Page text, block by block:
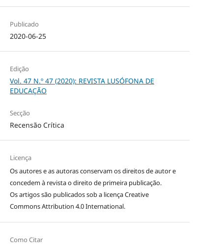
Publicado
2020-06-25
Edição
Vol. 47 N.º 47 (2020): REVISTA LUSÓFONA DE
EDUCAÇÃO
Secção
Recensão Crítica
Licença
Os autores e as autoras conservam os direitos de autor e
concedem à revista o direito de primeira publicação.
Os artigos são publicados sob a licençaCreative
Commons Attribution 4.0 International.
Como Citar